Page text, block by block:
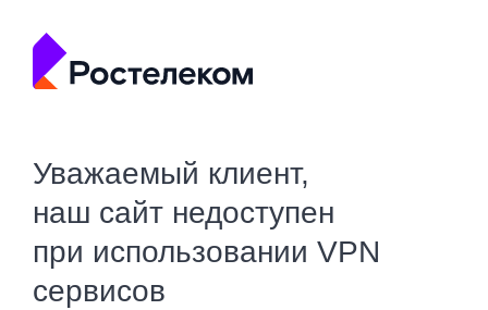
Уважаемый клиент,
наш сайт недоступен
при использовании VPN
сервисов